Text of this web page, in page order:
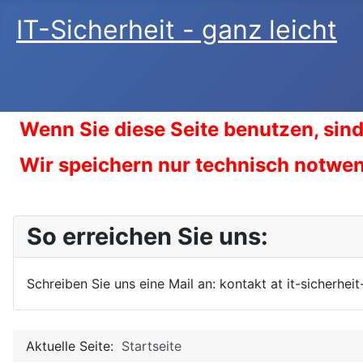
IT-Sicherheit - ganz leicht
Wenn Sie diese Seite benutzen,
Wir speichern nur technisch
So erreichen Sie uns:
Schreiben Sie uns eine Mail an: kontakt at it-
Aktuelle Seite: Startseite